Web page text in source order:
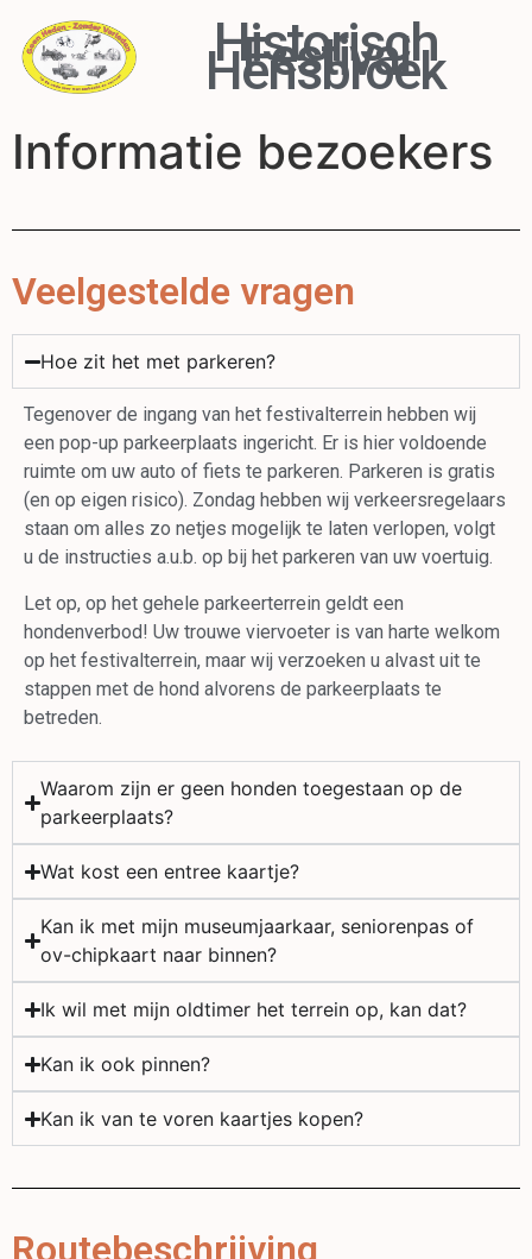
Historisch
Festival
Hensbroek
Informatie bezoekers
Veelgestelde vragen
Hoe zit het met parkeren?
Tegenover de ingang van het festivalterrein hebben wij
een pop-up parkeerplaats ingericht. Er is hier voldoende
ruimte om uw auto of fiets te parkeren. Parkeren is gratis
(en op eigen risico). Zondag hebben wij verkeersregelaars
staan om alles zo netjes mogelijk te laten verlopen, volgt
u de instructies a.u.b. op bij het parkeren van uw voertuig.
Let op, op het gehele parkeerterrein geldt een
hondenverbod! Uw trouwe viervoeter is van harte welkom
op het festivalterrein, maar wij verzoeken u alvast uit te
stappen met de hond alvorens de parkeerplaats te
betreden.
Waarom zijn er geen honden toegestaan op de
parkeerplaats?
Wat kost een entree kaartje?
Kan ik met mijn museumjaarkaar, seniorenpas of
ov-chipkaart naar binnen?
Ik wil met mijn oldtimer het terrein op, kan dat?
Kan ik ook pinnen?
Kan ik van te voren kaartjes kopen?
Routebeschrijving